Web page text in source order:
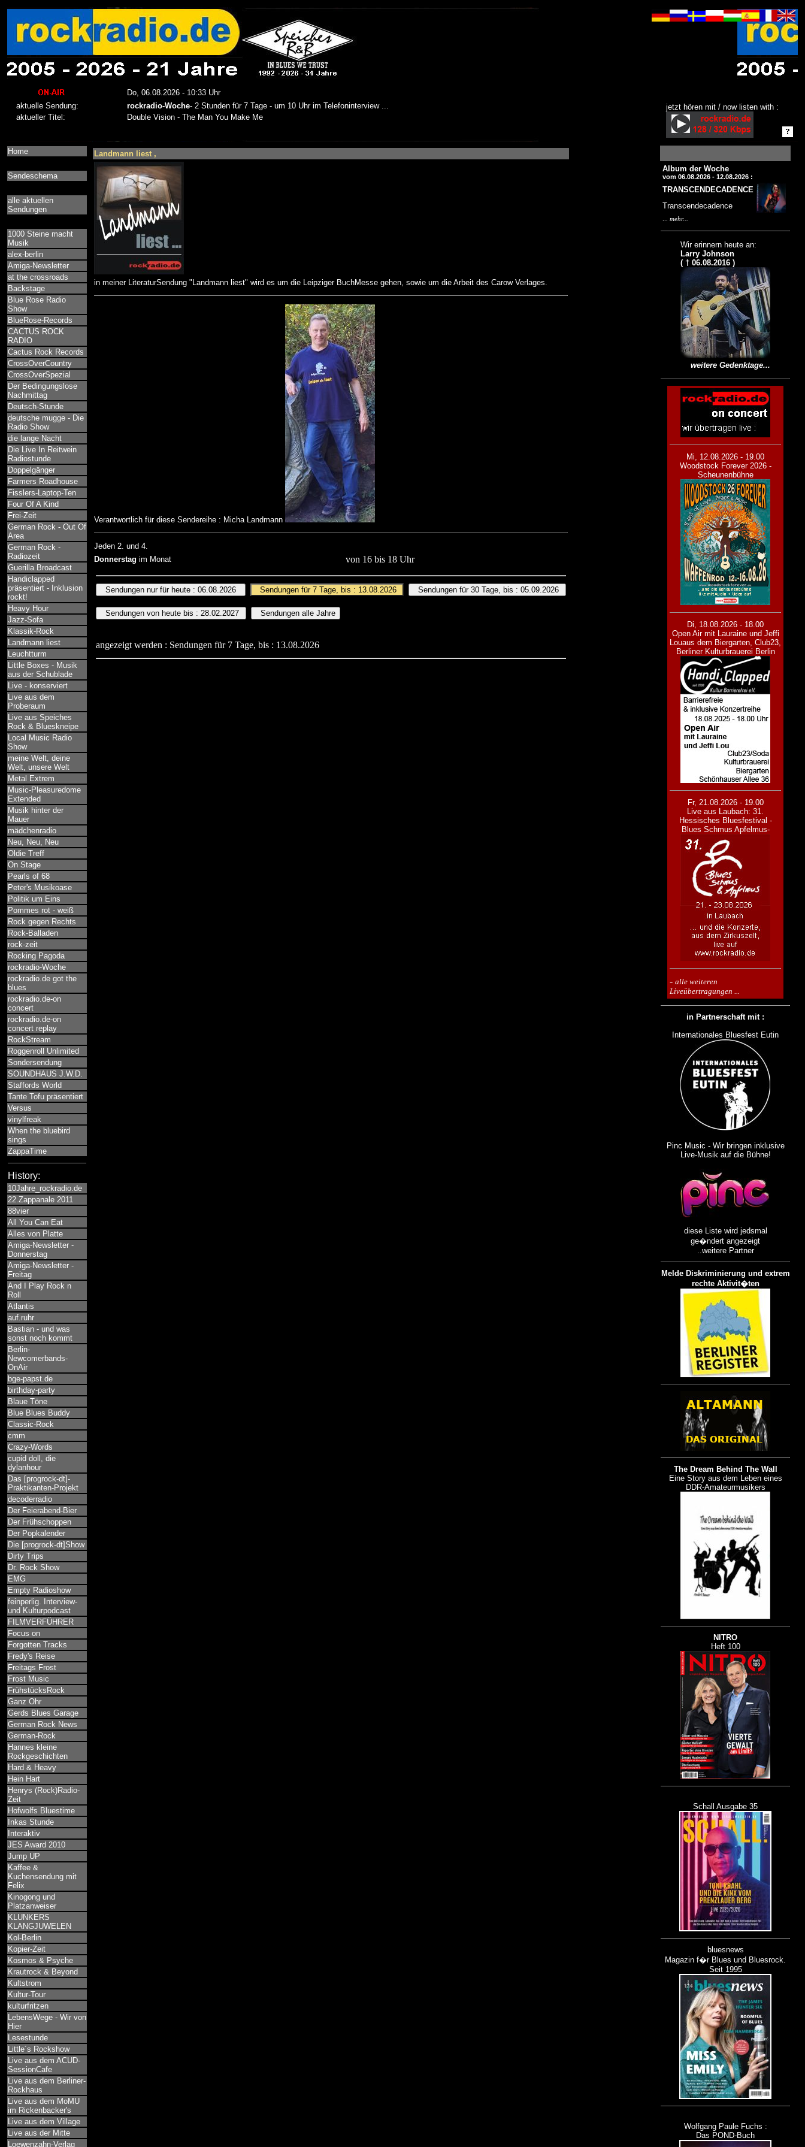
jetzt hören mit / now listen with :
Home
Sendeschema
alle aktuellen
Sendungen
1000 Steine macht
Musik
alex-berlin
Amiga-Newsletter
at the crossroads
Backstage
Blue Rose Radio
Show
BlueRose-Records
CACTUS ROCK
RADIO
Cactus Rock Records
CrossOverCountry
CrossOverSpezial
Der Bedingungslose
Nachmittag
Deutsch-Stunde
deutsche mugge - Die
Radio Show
die lange Nacht
Die Live In Reitwein
Radiostunde
Doppelgänger
Farmers Roadhouse
Fisslers-Laptop-Ten
Four Of A Kind
Frei-Zeit
German Rock - Out Of
Area
German Rock -
Radiozeit
Guerilla Broadcast
Handiclapped
präsentiert - Inklusion
rockt!
Heavy Hour
Jazz-Sofa
Klassik-Rock
Landmann liest
Leuchtturm
Little Boxes - Musik
aus der Schublade
Live - konserviert
Live aus dem
Proberaum
Live aus Speiches
Rock & Blueskneipe
Local Music Radio
Show
meine Welt, deine
Welt, unsere Welt
Metal Extrem
Music-Pleasuredome
Extended
Musik hinter der
Mauer
mädchenradio
Neu, Neu, Neu
Oldie Treff
On Stage
Pearls of 68
Peter's Musikoase
Politik um Eins
Pommes rot - weiß
Rock gegen Rechts
Rock-Balladen
rock-zeit
Rocking Pagoda
rockradio-Woche
rockradio.de got the
blues
rockradio.de-on
concert
rockradio.de-on
concert replay
RockStream
Roggenroll Unlimited
Sondersendung
SOUNDHAUS J.W.D.
Staffords World
Tante Tofu präsentiert
Versus
vinylfreak
When the bluebird
sings
ZappaTime
History:
10Jahre_rockradio.de
22.Zappanale 2011
88vier
All You Can Eat
Alles von Platte
Amiga-Newsletter -
Donnerstag
Amiga-Newsletter -
Freitag
And I Play Rock n
Roll
Atlantis
auf.ruhr
Bastian - und was
sonst noch kommt
Berlin-
Newcomerbands-
OnAir
bge-papst.de
birthday-party
Blaue Töne
Blue Blues Buddy
Classic-Rock
cmm
Crazy-Words
cupid doll, die
dylanhour
Das [progrock-dt]-
Praktikanten-Projekt
decoderradio
Der Feierabend-Bier
Der Frühschoppen
Der Popkalender
Die [progrock-dt]Show
Dirty Trips
Dr. Rock Show
EMG
Empty Radioshow
feinperlig. Interview-
und Kulturpodcast
FILMVERFÜHRER
Focus on
Forgotten Tracks
Fredy's Reise
Freitags Frost
Frost Music
FrühstücksRock
Ganz Ohr
Gerds Blues Garage
German Rock News
German-Rock
Hannes kleine
Rockgeschichten
Hard & Heavy
Hein Hart
Henrys (Rock)Radio-
Zeit
Hofwolfs Bluestime
Inkas Stunde
Interaktiv
JES Award 2010
Jump UP
Kaffee &
Kuchensendung mit
Felix
Kinogong und
Platzanweiser
KLUNKERS
KLANGJUWELEN
Kol-Berlin
Kopier-Zeit
Kosmos & Psyche
Krautrock & Beyond
Kultstrom
Kultur-Tour
kulturfritzen
LebensWege - Wir von
Hier
Lesestunde
Little´s Rockshow
Live aus dem ACUD-
SessionCafe
Live aus dem Berliner-
Rockhaus
Live aus dem MoMU
im Rickenbacker's
Live aus dem Village
Live aus der Mitte
Loewenzahn-Verlag
Landmann liest ,
in meiner LiteraturSendung "Landmann liest" wird es um die Leipziger BuchMesse gehen, sowie um die Arbeit des Carow Verlages.
Verantwortlich für diese Sendereihe : Micha Landmann
Jeden 2. und 4.
Donnerstag im Monat von 16 bis 18 Uhr
angezeigt werden : Sendungen für 7 Tage, bis : 13.08.2026
Album der Woche
vom 06.08.2026 - 12.08.2026 :
TRANSCENDECADENCE
Transcendecadence
mehr...
Wir erinnern heute an:
Larry Johnson
( † 06.08.2016 )
weitere Gedenktage...
Mi, 12.08.2026 - 19.00
Woodstock Forever 2026 -
Scheunenbühne
Di, 18.08.2026 - 18.00
Open Air mit Lauraine und Jeffi
Louaus dem Biergarten, Club23,
Berliner Kulturbrauerei Berlin
Fr, 21.08.2026 - 19.00
Live aus Laubach: 31.
Hessisches Bluesfestival -
Blues Schmus Apfelmus-
- alle weiteren
Liveübertragungen ...
in Partnerschaft mit :
Internationales Bluesfest Eutin
Pinc Music - Wir bringen inklusive
Live-Musik auf die Bühne!
diese Liste wird jedsmal
ge�ndert angezeigt
..weitere Partner
Melde Diskriminierung und extrem
rechte Aktivit�ten
The Dream Behind The Wall
Eine Story aus dem Leben eines
DDR-Amateurmusikers
NITRO
Heft 100
Schall Ausgabe 35
bluesnews
Magazin f�r Blues und Bluesrock.
Seit 1995
Wolfgang Paule Fuchs :
Das POND-Buch